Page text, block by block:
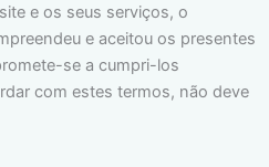
e os seus serviços, o
e aceitou os presentes
se a cumpri-los
com estes termos, não deve